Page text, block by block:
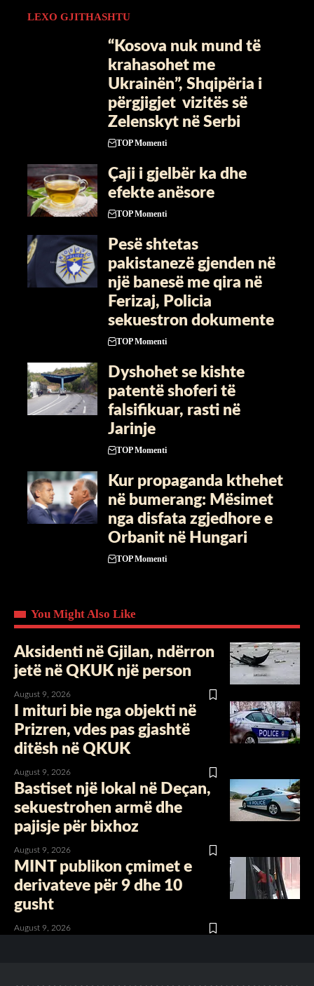
LEXO GJITHASHTU
“Kosova nuk mund të
krahasohet me
Ukrainën”, Shqipëria i
përgjigjet vizitës së
Zelenskyt në Serbi
TOP Momenti
Çaji i gjelbër ka dhe
efekte anësore
TOP Momenti
Pesë shtetas
pakistanezë gjenden në
një banesë me qira në
Ferizaj, Policia
sekuestron dokumente
TOP Momenti
Dyshohet se kishte
patentë shoferi të
falsifikuar, rasti në
Jarinje
TOP Momenti
Kur propaganda kthehet
në bumerang: Mësimet
nga disfata zgjedhore e
Orbanit në Hungari
TOP Momenti
You Might Also Like
Aksidenti në Gjilan, ndërron
jetë në QKUK një person
August 9, 2026
I mituri bie nga objekti në
Prizren, vdes pas gjashtë
ditësh në QKUK
August 9, 2026
Bastiset një lokal në Deçan,
sekuestrohen armë dhe
pajisje për bixhoz
August 9, 2026
MINT publikon çmimet e
derivateve për 9 dhe 10
gusht
August 9, 2026